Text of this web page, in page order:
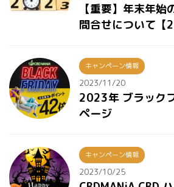
【重要】年末年始
問合せについて【
キャンペーン情報
2023/11/20
2023年 ブラック
ページ
キャンペーン情報
2023/10/25